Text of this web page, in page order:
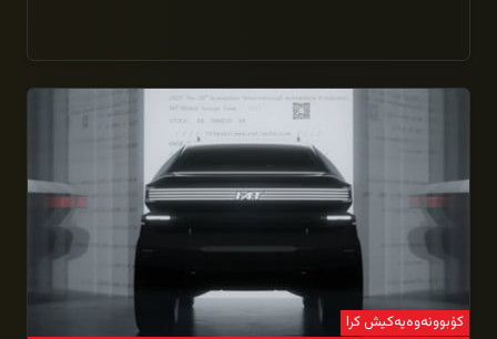
كۆبوونەوەیەكیش كرا